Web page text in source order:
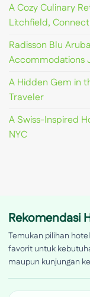
A Cozy Culinary
Litchfield,
Radisson Blu
Accommodations
A Hidden Gem in
Traveler
A Swiss-Inspired
NYC
Rekomendasi
Temukan pilihan
favorit untuk
maupun kunjungan